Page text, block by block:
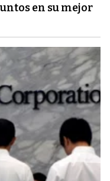
en su mejor